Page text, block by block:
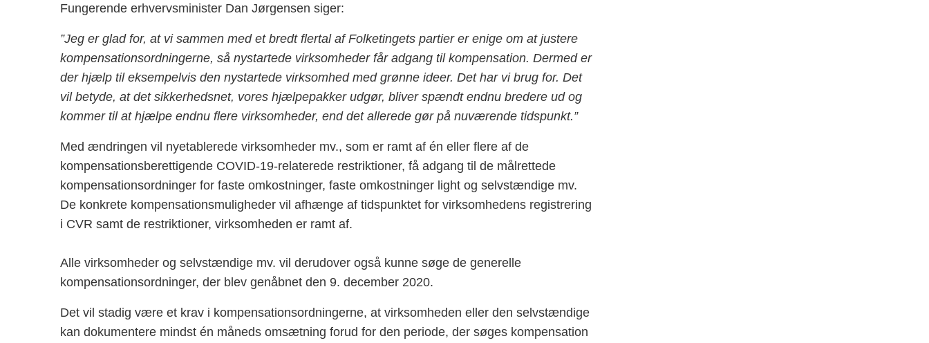
Fungerende erhvervsminister Dan Jørgensen siger:
”Jeg er glad for, at vi sammen med et bredt flertal af Folketingets partier er enige om at justere
kompensationsordningerne, så nystartede virksomheder får adgang til kompensation. Dermed er
der hjælp til eksempelvis den nystartede virksomhed med grønne ideer. Det har vi brug for. Det
vil betyde, at det sikkerhedsnet, vores hjælpepakker udgør, bliver spændt endnu bredere ud og
kommer til at hjælpe endnu flere virksomheder, end det allerede gør på nuværende tidspunkt.”
Med ændringen vil nyetablerede virksomheder mv., som er ramt af én eller flere af de
kompensationsberettigende COVID-19-relaterede restriktioner, få adgang til de målrettede
kompensationsordninger for faste omkostninger, faste omkostninger light og selvstændige mv.
De konkrete kompensationsmuligheder vil afhænge af tidspunktet for virksomhedens registrering
i CVR samt de restriktioner, virksomheden er ramt af.
Alle virksomheder og selvstændige mv. vil derudover også kunne søge de generelle
kompensationsordninger, der blev genåbnet den 9. december 2020.
Det vil stadig være et krav i kompensationsordningerne, at virksomheden eller den selvstændige
kan dokumentere mindst én måneds omsætning forud for den periode, der søges kompensation